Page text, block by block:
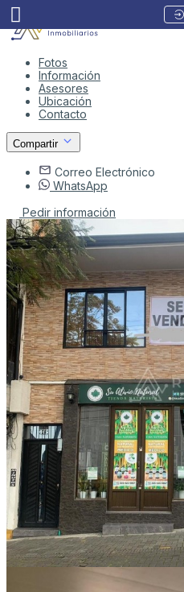
Fotos
Información
Asesores
Ubicación
Contacto
Compartir
Correo Electrónico
WhatsApp
Pedir información